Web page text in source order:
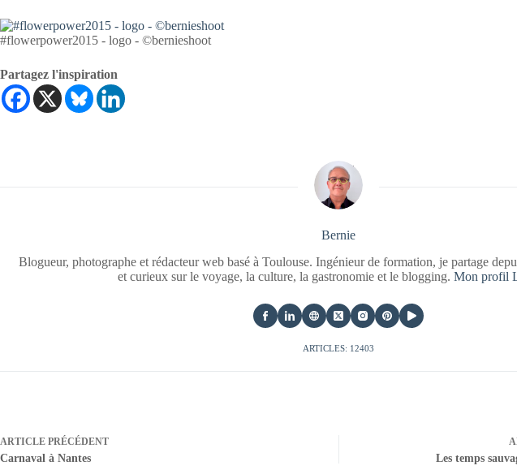
#flowerpower2015 - logo - ©bernieshoot
Partagez l'inspiration
Bernie
Blogueur, photographe et rédacteur web basé à Toulouse. Ingénieur de formation, je partage
et curieux sur le voyage, la culture, la gastronomie et le blogging.Mon profil
ARTICLES: 12403
ARTICLE PRÉCÉDENT
Carnaval à Nantes Les temps